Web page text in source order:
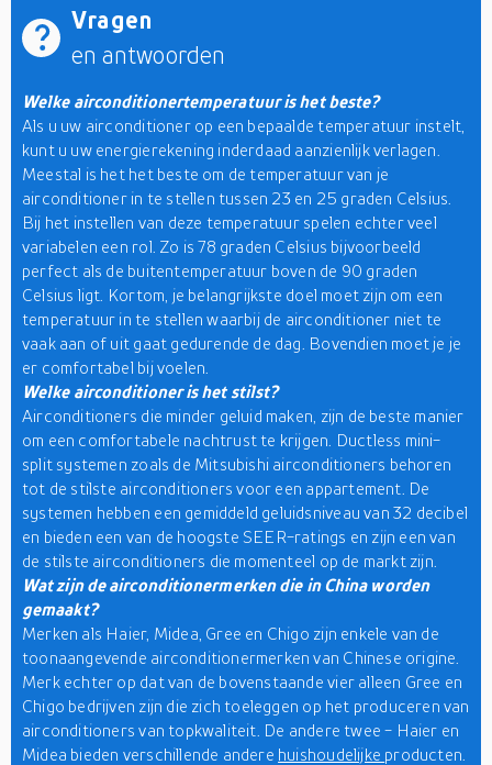
Vragen
en antwoorden
Welke airconditionertemperatuur is het beste?
Als u uw airconditioner op een bepaalde temperatuur instelt,
kunt u uw energierekening inderdaad aanzienlijk verlagen.
Meestal is het het beste om de temperatuur van je
airconditioner in te stellen tussen 23 en 25 graden Celsius.
Bij het instellen van deze temperatuur spelen echter veel
variabelen een rol. Zo is 78 graden Celsius bijvoorbeeld
perfect als de buitentemperatuur boven de 90 graden
Celsius ligt. Kortom, je belangrijkste doel moet zijn om een
temperatuur in te stellen waarbij de airconditioner niet te
vaak aan of uit gaat gedurende de dag. Bovendien moet je je
er comfortabel bij voelen.
Welke airconditioner is het stilst?
Airconditioners die minder geluid maken, zijn de beste manier
om een comfortabele nachtrust te krijgen. Ductless mini-
split systemen zoals de Mitsubishi airconditioners behoren
tot de stilste airconditioners voor een appartement. De
systemen hebben een gemiddeld geluidsniveau van 32 decibel
en bieden een van de hoogste SEER-ratings en zijn een van
de stilste airconditioners die momenteel op de markt zijn.
Wat zijn de airconditionermerken die in China worden
gemaakt?
Merken als Haier, Midea, Gree en Chigo zijn enkele van de
toonaangevende airconditionermerken van Chinese origine.
Merk echter op dat van de bovenstaande vier alleen Gree en
Chigo bedrijven zijn die zich toeleggen op het produceren van
airconditioners van topkwaliteit. De andere twee - Haier en
Midea bieden verschillende andere huishoudelijke producten.